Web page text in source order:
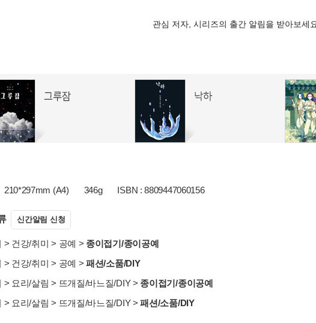
관심 저자, 시리즈의 출간 알림을 받아보세
210*297mm (A4) 346g ISBN : 8809447060156
신간알림 신청
> 건강/취미 > 공예 > 종이접기/종이공예
> 건강/취미 > 공예 >패션/소품/DIY
> 요리/살림 > 뜨개질/바느질/DIY> 종이접기/종이공예
> 요리/살림 > 뜨개질/바느질/DIY>패션/소품/DIY